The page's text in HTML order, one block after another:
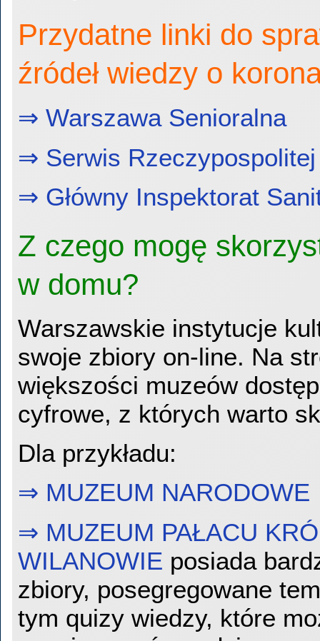
Przydatne linki do
źródeł wiedzy o
⇒ Warszawa Senioralna
⇒ Serwis
⇒ Główny Inspektorat
Z czego mogę
w domu?
Warszawskie instytucje
swoje zbiory on-line. Na
większości muzeów
cyfrowe, z których warto
Dla przykładu:
⇒ MUZEUM NARODOWE
⇒ MUZEUM PAŁACU
WILANOWIE posiada
zbiory, posegregowane
tym quizy wiedzy, które